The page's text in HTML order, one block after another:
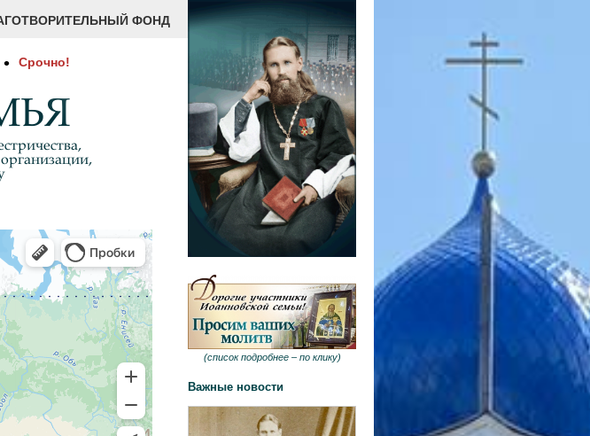
ФОНД
Срочно!
(список подробнее – по клику)
Важные новости